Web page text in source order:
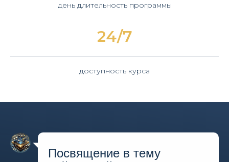
день длительность программы
24/7
доступность курса
Посвящение в тему